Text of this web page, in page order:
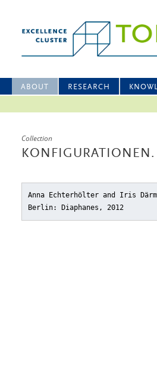
ABOUT RESEARCH
Collection
Anna Echterhölter and Iris
Berlin: Diaphanes, 2012